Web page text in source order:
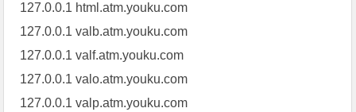
127.0.0.1 html.atm.youku.com
127.0.0.1 valb.atm.youku.com
127.0.0.1 valf.atm.youku.com
127.0.0.1 valo.atm.youku.com
127.0.0.1 valp.atm.youku.com